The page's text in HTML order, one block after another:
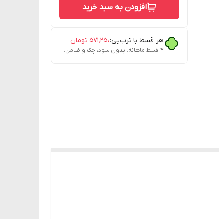
افزودن به سبد خرید
هر قسط با ترب‌پی:۵۷۱٬۲۵۰ تومان
۴ قسط ماهانه. بدون سود، چک و ضامن.